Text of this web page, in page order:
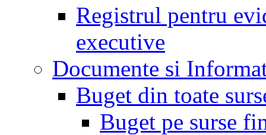
Registrul pentru
executive
Documente si
Buget din toate
Buget pe surse